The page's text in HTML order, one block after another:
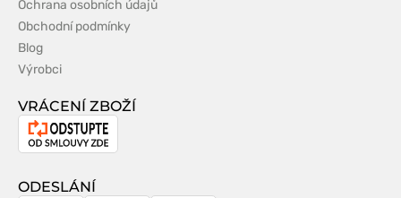
Ochrana osobních údajů
Obchodní podmínky
Blog
Výrobci
VRÁCENÍ ZBOŽÍ
Odstoupení
smlouvy
ODESLÁNÍ